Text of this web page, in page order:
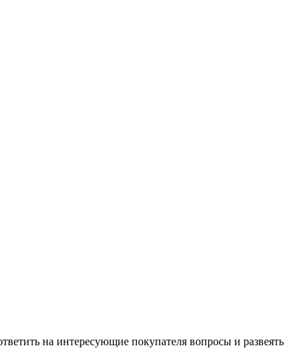
на интересующие покупателя вопросы и развеять